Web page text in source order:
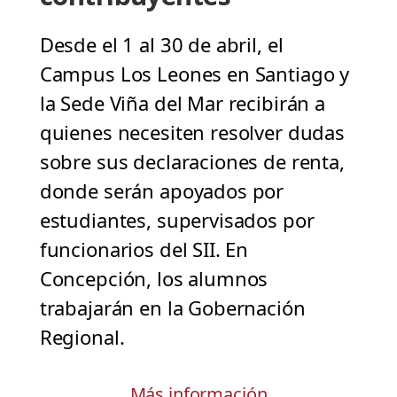
Desde el 1 al 30 de abril, el
Campus Los Leones en Santiago y
la Sede Viña del Mar recibirán a
quienes necesiten resolver dudas
sobre sus declaraciones de renta,
donde serán apoyados por
estudiantes, supervisados por
funcionarios del SII. En
Concepción, los alumnos
trabajarán en la Gobernación
Regional.